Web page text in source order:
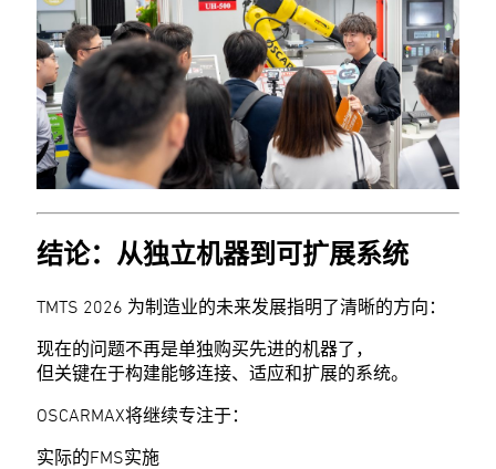
结论：从独立机器到可扩展系统
TMTS 2026 为制造业的未来发展指明了清晰的方向：
现在的问题不再是单独购买先进的机器了，
但关键在于构建能够连接、适应和扩展的系统。
OSCARMAX将继续专注于：
实际的FMS实施